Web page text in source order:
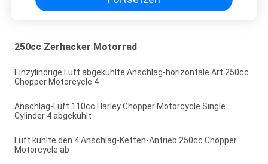
250cc Zerhacker Motorrad
Einzylindrige Luft abgekühlte Anschlag-horizontale Art 250cc
Chopper Motorcycle 4
Anschlag-Luft 110cc Harley Chopper Motorcycle Single
Cylinder 4 abgekühlt
Luft kühlte den 4 Anschlag-Ketten-Antrieb 250cc Chopper
Motorcycle ab